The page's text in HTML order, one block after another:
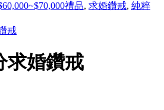
禮品, 求婚鑽戒, 純粹
戒
求婚鑽戒